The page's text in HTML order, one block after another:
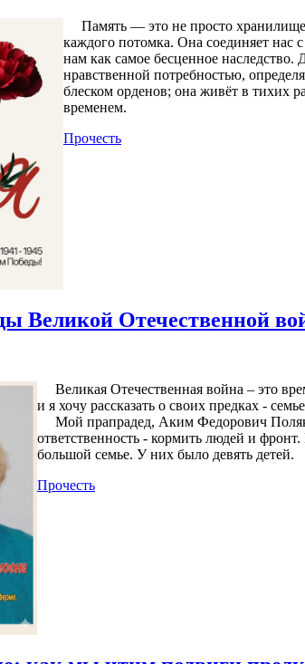
Память — это не просто хранилище
каждого потомка. Она соединяет нас
нам как самое бесценное
нравственной потребностью,
блеском орденов; она живёт в тихих
временем.
Прочесть
Великой Отечественной
Великая Отечественная война – это
и я хочу рассказать о своих предках -
Мой прапрадед, Аким Федорович
ответственность - кормить людей и
большой семье. У них было девять детей.
Прочесть